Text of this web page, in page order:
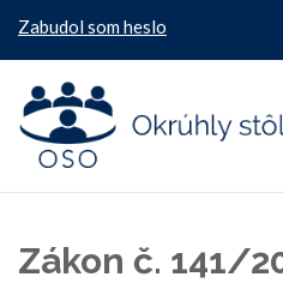
Zabudol som heslo
Zákon č. 141/